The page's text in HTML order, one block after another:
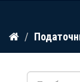
Прескокнете
содржина